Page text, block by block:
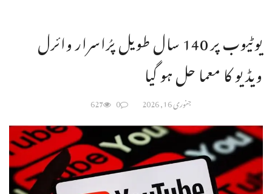
یوٹیوب پر 140 سال طویل پرُاسرار وائرل
ویڈیو کا معما حل ہو گیا
جنوری 16, 2026 0
627